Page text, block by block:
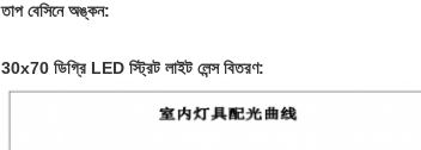
তাপ বেসিনে অঙ্কন:
30x70 ডিগ্রি LED স্ট্রিট লাইট লেন্স বিতরণ: